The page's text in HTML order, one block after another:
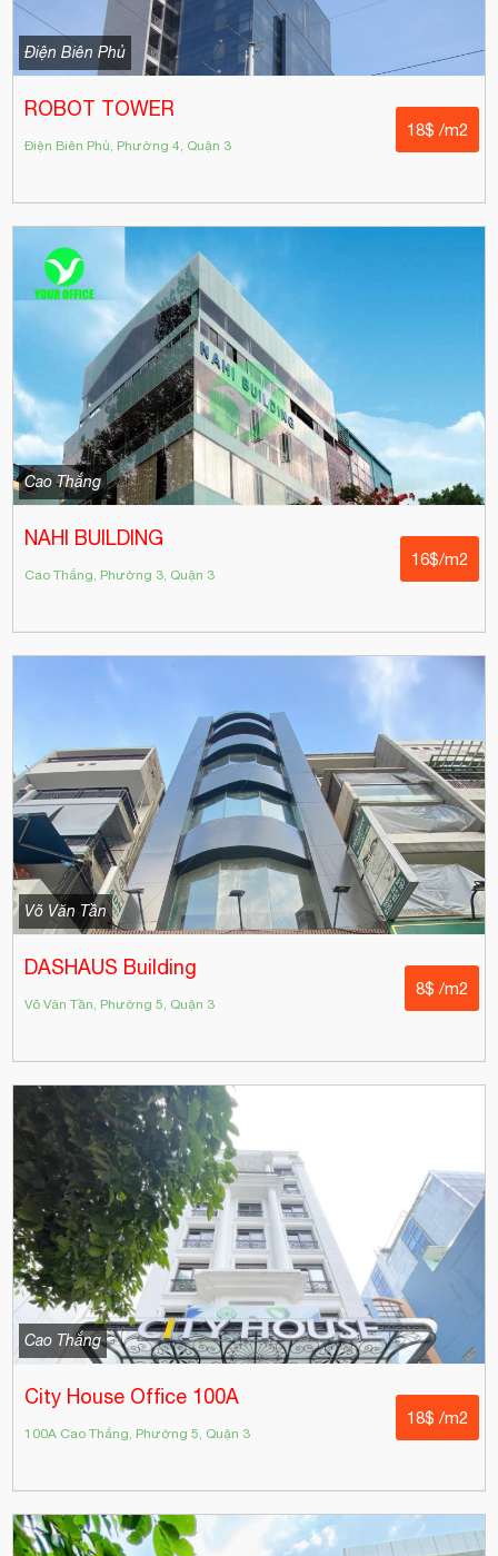
Điện Biên Phủ
ROBOT TOWER
Điện Biên Phủ, Phường 4, Quận 3
18$ /m2
Cao Thắng
NAHI BUILDING
Cao Thắng, Phường 3, Quận 3
16$/m2
Võ Văn Tần
DASHAUS Building
Võ Văn Tần, Phường 5, Quận 3
8$ /m2
Cao Thắng
City House Office 100A
100A Cao Thắng, Phường 5, Quận 3
18$ /m2